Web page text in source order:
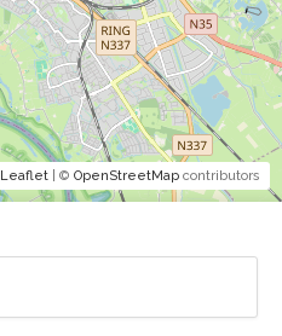
Leaflet | © OpenStreetMap contributors